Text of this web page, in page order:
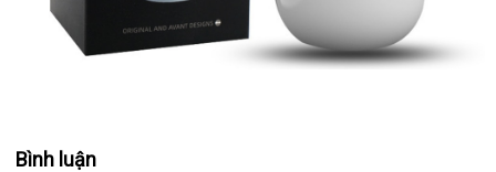
Bình luận